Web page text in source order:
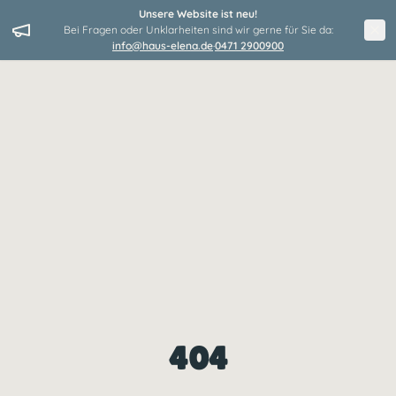
Unsere Website ist neu!
Bei Fragen oder Unklarheiten sind wir gerne für Sie da:
info@haus-elena.de·0471 2900900
404